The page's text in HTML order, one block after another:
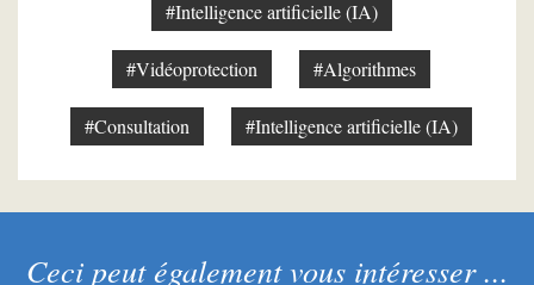
#Intelligence artificielle (IA)
#Vidéoprotection #Algorithmes
#Consultation #Intelligence artificielle (IA)
Ceci peut également vous intéresser ...